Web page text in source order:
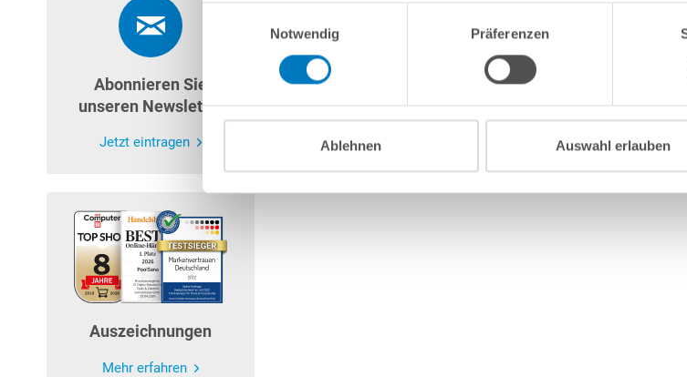
Notwendig
Präferenzen
Ablehnen Auswahl erlauben
Abonnieren Sie
unseren Newsletter
Jetzt eintragen
Auszeichnungen
Mehr erfahren